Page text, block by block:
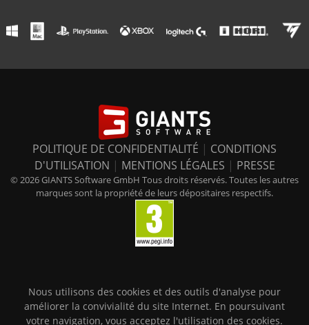
POLITIQUE DE CONFIDENTIALITÉ | CONDITIONS
D'UTILISATION | MENTIONS LÉGALES | PRESSE
© 2026 GIANTS Software GmbH Tous droits réservés. Toutes les autres
marques sont la propriété de leurs dépositaires respectifs.
Nous utilisons des cookies et des outils d'analyse pour
améliorer la convivialité du site Internet. En poursuivant
votre navigation, vous acceptez l'utilisation des cookies.